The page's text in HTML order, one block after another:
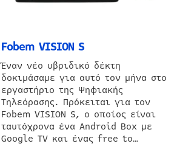
Fobem VISION S
Έναν νέο υβριδικό δέκτη
δοκιμάσαμε για αυτό τον μήνα στο
εργαστήριο της Ψηφιακής
Τηλεόρασης. Πρόκειται για τον
Fobem VISION S, ο οποίος είναι
ταυτόχρονα ένα Android Box με
Google TV και ένας free to…